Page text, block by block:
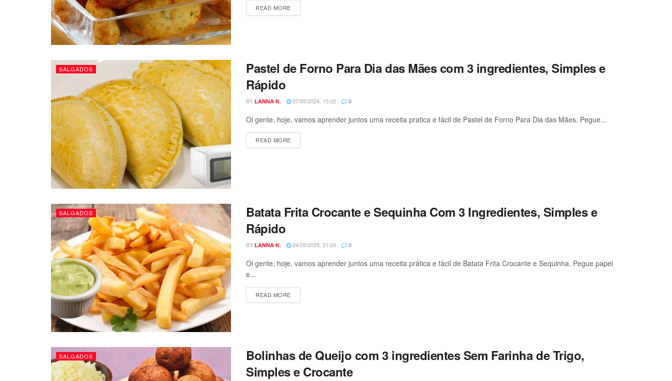
READ MOREDETAILS
SALGADOS
Pastel de Forno Para Dia das Mães com 3 ingredientes, Simples e
Rápido
BY LANNA K. 07/05/2024, 15:02 0
Oi gente, hoje, vamos aprender juntos uma receita pratica e fácil de Pastel de Forno Para Dia das Mães. Pegue...
READ MOREDETAILS
SALGADOS
Batata Frita Crocante e Sequinha Com 3 Ingredientes, Simples e
Rápido
BY LANNA K. 04/09/2025, 21:04 0
Oi gente, hoje, vamos aprender juntos uma receita prática e fácil de Batata Frita Crocante e Sequinha. Pegue papel
e...
READ MOREDETAILS
SALGADOS
Bolinhas de Queijo com 3 ingredientes Sem Farinha de Trigo,
Simples e Crocante